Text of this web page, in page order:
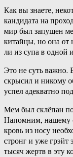
Как вы знаете,
кандидата на
мир был запущен
китайцы, но она от
ли из супа в одной
Это не суть важно.
скрысил и никому
успел адекватно
Мем был склёпан
Напомним, нашему
кровь из носу
стронг и уже грэйт
тысяч жертв в эту